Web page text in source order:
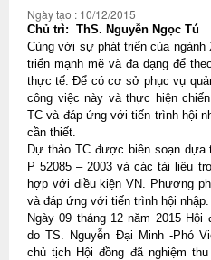
Ngày tạo : 10/12/2015
Chủ trì: ThS. Nguyễn Ngọc Tú
Cùng với sự phát triển của
triển mạnh mẽ và đa dạng để
thực tế. Để có cơ sở phục vụ
công việc này và thực hiện
TC và đáp ứng với tiến trình hội
cần thiết.
Dự thảo TC được biên soạn dựa
P 52085 – 2003 và các tài liệu
hợp với điều kiện VN. Phương
và đáp ứng với tiến trình hội nhập.
Ngày 09 tháng 12 năm 2015 Hội
do TS. Nguyễn Đại Minh -Phó
chủ tịch Hội đồng đã nghiệm